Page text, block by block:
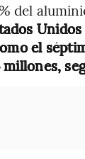
del
el